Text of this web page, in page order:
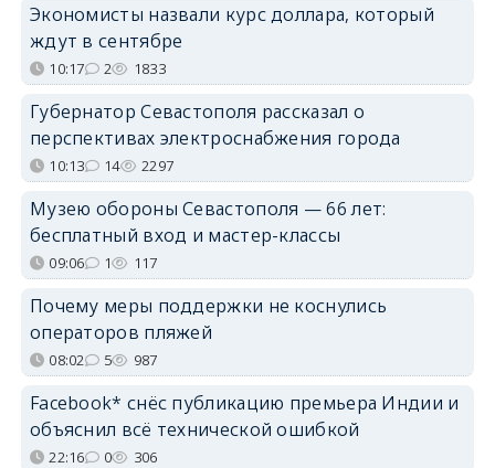
Экономисты назвали курс доллара, который
ждут в сентябре
10:17 2 1833
Губернатор Севастополя рассказал о
перспективах электроснабжения города
10:13 14 2297
Музею обороны Севастополя — 66 лет:
бесплатный вход и мастер-классы
09:06 1 117
Почему меры поддержки не коснулись
операторов пляжей
08:02 5 987
Facebook* снёс публикацию премьера Индии и
объяснил всё технической ошибкой
22:16 0 306